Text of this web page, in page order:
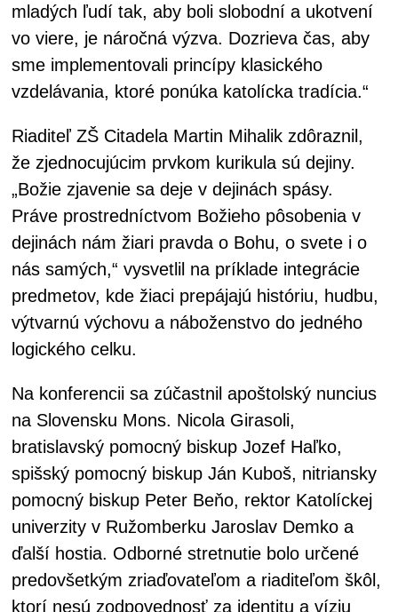
mladých ľudí tak, aby boli slobodní a ukotvení
vo viere, je náročná výzva. Dozrieva čas, aby
sme implementovali princípy klasického
vzdelávania, ktoré ponúka katolícka tradícia.“
Riaditeľ ZŠ Citadela Martin Mihalik zdôraznil,
že zjednocujúcim prvkom kurikula sú dejiny.
„Božie zjavenie sa deje v dejinách spásy.
Práve prostredníctvom Božieho pôsobenia v
dejinách nám žiari pravda o Bohu, o svete i o
nás samých,“ vysvetlil na príklade integrácie
predmetov, kde žiaci prepájajú históriu, hudbu,
výtvarnú výchovu a náboženstvo do jedného
logického celku.
Na konferencii sa zúčastnil apoštolský nuncius
na Slovensku Mons. Nicola Girasoli,
bratislavský pomocný biskup Jozef Haľko,
spišský pomocný biskup Ján Kuboš, nitriansky
pomocný biskup Peter Beňo, rektor Katolíckej
univerzity v Ružomberku Jaroslav Demko a
ďalší hostia. Odborné stretnutie bolo určené
predovšetkým zriaďovateľom a riaditeľom škôl,
ktorí nesú zodpovednosť za identitu a víziu